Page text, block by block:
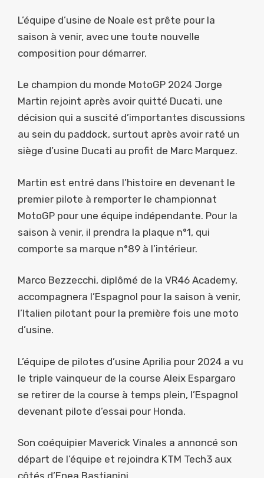
L’équipe d’usine de Noale est prête pour la
saison à venir, avec une toute nouvelle
composition pour démarrer.
Le champion du monde MotoGP 2024 Jorge
Martin rejoint après avoir quitté Ducati, une
décision qui a suscité d’importantes discussions
au sein du paddock, surtout après avoir raté un
siège d’usine Ducati au profit de Marc Marquez.
Martin est entré dans l’histoire en devenant le
premier pilote à remporter le championnat
MotoGP pour une équipe indépendante. Pour la
saison à venir, il prendra la plaque n°1, qui
comporte sa marque n°89 à l’intérieur.
Marco Bezzecchi, diplômé de la VR46 Academy,
accompagnera l’Espagnol pour la saison à venir,
l’Italien pilotant pour la première fois une moto
d’usine.
L’équipe de pilotes d’usine Aprilia pour 2024 a vu
le triple vainqueur de la course Aleix Espargaro
se retirer de la course à temps plein, l’Espagnol
devenant pilote d’essai pour Honda.
Son coéquipier Maverick Vinales a annoncé son
départ de l’équipe et rejoindra KTM Tech3 aux